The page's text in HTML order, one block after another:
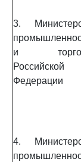
3.
и
Российской
Федерации
4.